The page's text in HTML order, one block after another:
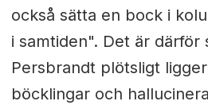
också sätta en bock i
i samtiden". Det är därför
Persbrandt plötsligt
böcklingar och